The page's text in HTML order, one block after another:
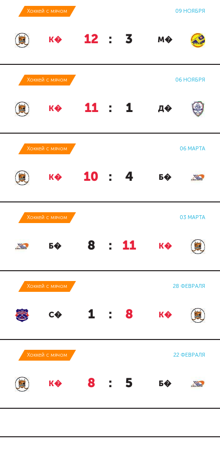
Хоккей с мячом 09 НОЯБРЯ
К� 12 : 3 М�
Хоккей с мячом 06 НОЯБРЯ
К� 11 : 1 Д�
Хоккей с мячом 06 МАРТА
К� 10 : 4 Б�
Хоккей с мячом 03 МАРТА
Б� 8 : 11 К�
Хоккей с мячом 28 ФЕВРАЛЯ
С� 1 : 8 К�
Хоккей с мячом 22 ФЕВРАЛЯ
К� 8 : 5 Б�